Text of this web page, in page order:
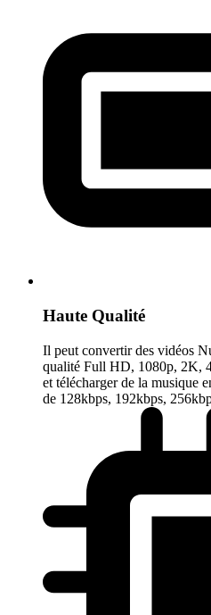
Haute Qualité
Il peut convertir des vidéos
qualité Full HD, 1080p, 2K,
et télécharger de la musique
de 128kbps, 192kbps,